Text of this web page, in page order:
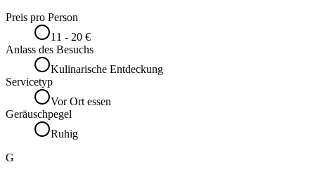
Preis pro Person
11 - 20 €
Anlass des Besuchs
Kulinarische Entdeckung
Servicetyp
Vor Ort essen
Geräuschpegel
Ruhig
G